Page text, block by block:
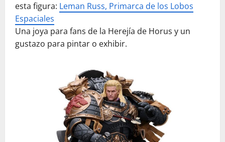
esta figura: Leman Russ, Primarca de los Lobos
Espaciales
Una joya para fans de la Herejía de Horus y un
gustazo para pintar o exhibir.